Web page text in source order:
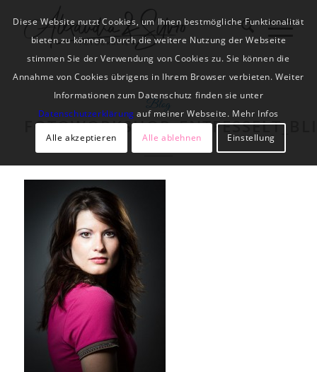
Blog
Diese Website nutzt Cookies, um Ihnen bestmögliche Funktionalität
bieten zu können. Durch die weitere Nutzung der Webseite
stimmen Sie der Verwendung von Cookies zu. Sie können die
Annahme von Cookies übrigens in Ihrem Browser verbieten. Weiter
Informationen zum Datenschutz finden sie unter
Datenschutzerklärung auf meiner Webseite. Mehr Infos
Alle akzeptieren Alle ablehnen Einstellung